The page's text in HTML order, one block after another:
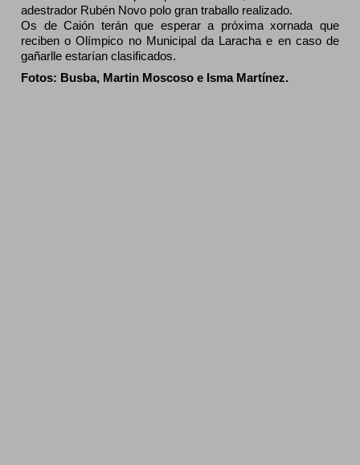
adestrador Rubén Novo polo gran traballo realizado.
Os de Caión terán que esperar a próxima xornada que
reciben o Olímpico no Municipal da Laracha e en caso de
gañarlle estarían clasificados.
Fotos: Busba, Martin Moscoso e Isma Martínez.